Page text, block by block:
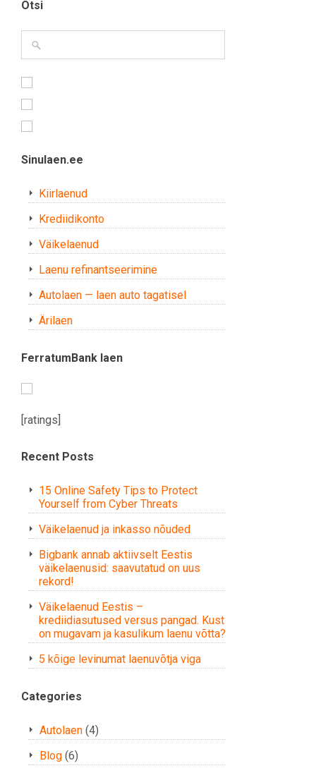
Otsi
Sinulaen.ee
Kiirlaenud
Krediidikonto
Väikelaenud
Laenu refinantseerimine
Autolaen — laen auto tagatisel
Ärilaen
FerratumBank laen
[ratings]
Recent Posts
15 Online Safety Tips to Protect
Yourself from Cyber Threats
Väikelaenud ja inkasso nõuded
Bigbank annab aktiivselt Eestis
väikelaenusid: saavutatud on uus
rekord!
Väikelaenud Eestis –
krediidiasutused versus pangad. Kust
on mugavam ja kasulikum laenu võtta?
5 kõige levinumat laenuvõtja viga
Categories
Autolaen (4)
Blog (6)